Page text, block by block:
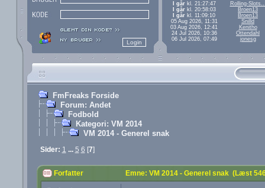
I gårkl. 21:27:47
Rolling-
I gårkl. 20:58:03
Broen13
I går kl. 11:09:10
Broen13
05 Aug 2026, 11:31
Snilld
03 Aug 2026, 12:41
Kenitho
24 Jul 2026, 10:36
Ottendahl
06 Jul 2026, 07:49
jonesg
FmFreaks Forside
Forum: Andet
Fodbold
Kategori: VM 2014
VM 2014 - Generel snak
Sider: 1 ... 5 6 [7]
Forfatter Emne: VM 2014 - Generel snak (Læst